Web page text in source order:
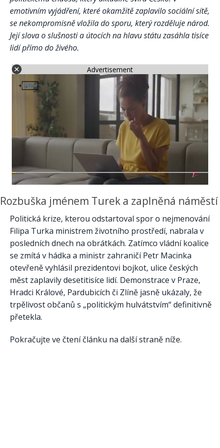
emotivním vyjádření, které okamžitě zaplavilo sociální sítě,
se nekompromisně vložila do sporu, který rozděluje národ.
Její slova o slušnosti a útocích na hlavu státu zasáhla tisíce
lidí přímo do živého.
Advertisement
Rozbuška jménem Turek a zaplněná náměstí
Politická krize, kterou odstartoval spor o nejmenování
Filipa Turka ministrem životního prostředí, nabrala v
posledních dnech na obrátkách. Zatímco vládní koalice
se zmítá v hádka a ministr zahraničí Petr Macinka
otevřeně vyhlásil prezidentovi bojkot, ulice českých
měst zaplavily desetitisíce lidí. Demonstrace v Praze,
Hradci Králové, Pardubicích či Zlíně jasně ukázaly, že
trpělivost občanů s „politickým hulvátstvím“ definitivně
přetekla.
Pokračujte ve čtení článku na další straně níže.